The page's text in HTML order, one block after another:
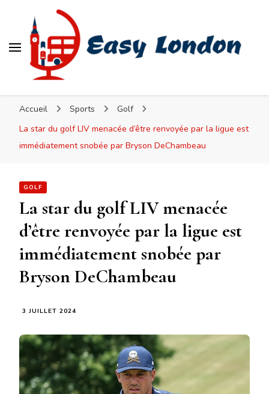
Accueil Sports
Golf
La star du golf LIV menacée d’être renvoyée par la ligue est
immédiatement snobée par Bryson DeChambeau
GOLF
La star du golf LIV menacée
d’être renvoyée par la ligue est
immédiatement snobée par
Bryson DeChambeau
3 JUILLET 2024